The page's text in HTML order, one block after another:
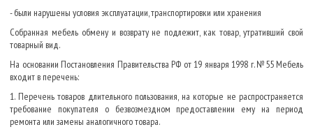
- были нарушены условия эксплуатации, транспортировки или хранения
Собранная мебель обмену и возврату не подлежит, как товар, утративший свой
товарный вид.
На основании Постановления Правительства РФ от 19 января 1998 г. №55 Мебель
входит в перечень:
1. Перечень товаров длительного пользования, на которые не распространяется
требование покупателя о безвозмездном предоставлении ему на период
ремонта или замены аналогичного товара.